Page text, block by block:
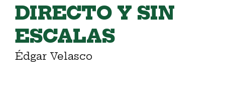
DIRECTO Y SIN
ESCALAS
Édgar Velasco